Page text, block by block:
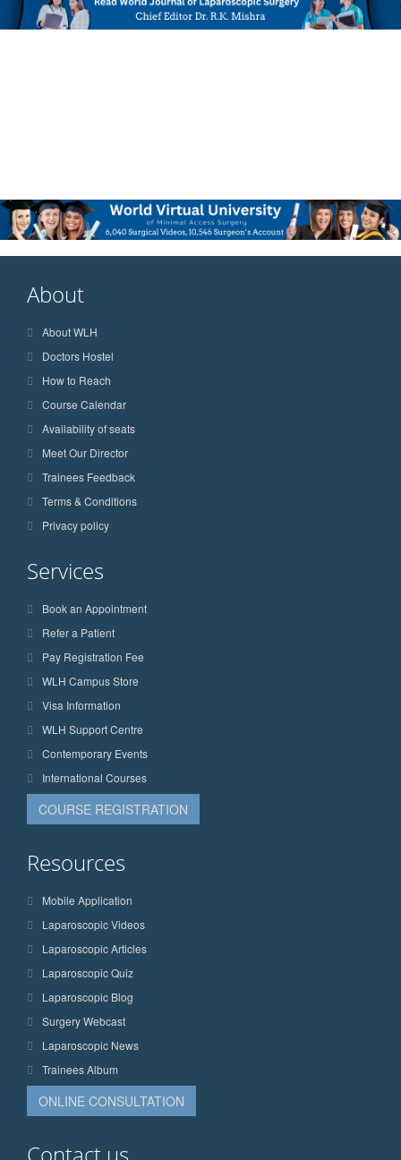
About
About WLH
Doctors Hostel
How to Reach
Course Calendar
Availability of seats
Meet Our Director
Trainees Feedback
Terms & Conditions
Privacy policy
Services
Book an Appointment
Refer a Patient
Pay Registration Fee
WLH Campus Store
Visa Information
WLH Support Centre
Contemporary Events
International Courses
COURSE REGISTRATION
Resources
Mobile Application
Laparoscopic Videos
Laparoscopic Articles
Laparoscopic Quiz
Laparoscopic Blog
Surgery Webcast
Laparoscopic News
Trainees Album
ONLINE CONSULTATION
Contact us